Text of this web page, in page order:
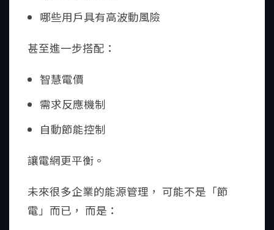
哪些用戶具有高波動風險
甚至進一步搭配：
智慧電價
需求反應機制
自動節能控制
讓電網更平衡。
未來很多企業的能源管理， 可能不是「節
電」而已， 而是：